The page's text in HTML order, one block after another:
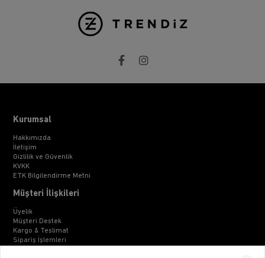
Kurumsal
Hakkımızda
İletişim
Gizlilik ve Güvenlik
KVKK
ETK Bilgilendirme Metni
Müşteri İlişkileri
Üyelik
Müşteri Destek
Kargo & Teslimat
Sipariş İşlemleri